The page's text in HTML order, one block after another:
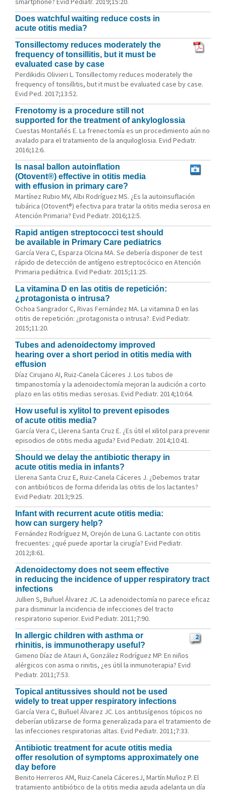
Does watchful waiting reduce costs in
acute otitis media?
Tonsillectomy reduces moderately the
frequency of tonsillitis, but it must be
evaluated case by case
Perdikidis Olivieri L. Tonsillectomy reduces moderately the
frequency of tonsillitis, but it must be evaluated case by case.
Evid Ped. 2017;13:52.
Frenotomy is a procedure still not
supported for the treatment of ankyloglossia
Cuestas Montañés E. La frenectomía es un procedimiento aún no
avalado para el tratamiento de la anquiloglosia. Evid Pediatr.
2016;12:6.
Is nasal ballon autoinflation
(Otovent®) effective in otitis media
with effusion in primary care?
Martínez Rubio MV, Albi Rodríguez MS. ¿Es la autoinsuflación
tubárica (Otovent®) efectiva para tratar la otitis media serosa en
Atención Primaria? Evid Pediatr. 2016;12:5.
Rapid antigen streptococci test should
be available in Primary Care pediatrics
García Vera C, Esparza Olcina MA. Se debería disponer de test
rápido de detección de antígeno estreptocócico en Atención
Primaria pediátrica. Evid Pediatr. 2015;11:25.
La vitamina D en las otitis de repetición:
¿protagonista o intrusa?
Ochoa Sangrador C, Rivas Fernández MA. La vitamina D en las
otitis de repetición: ¿protagonista o intrusa?. Evid Pediatr.
2015;11:20.
Tubes and adenoidectomy improved
hearing over a short period in otitis media with
effusion
Díaz Cirujano AI, Ruiz-Canela Cáceres J. Los tubos de
timpanostomía y la adenoidectomía mejoran la audición a corto
plazo en las otitis medias serosas. Evid Pediatr. 2014;10:64.
How useful is xylitol to prevent episodes
of acute otitis media?
García Vera C, Llerena Santa Cruz E. ¿Es útil el xilitol para prevenir
episodios de otitis media aguda? Evid Pediatr. 2014;10:41.
Should we delay the antibiotic therapy in
acute otitis media in infants?
Llerena Santa Cruz E, Ruiz-Canela Cáceres J. ¿Debemos tratar
con antibióticos de forma diferida las otitis de los lactantes?
Evid Pediatr. 2013;9:25.
Infant with recurrent acute otitis media:
how can surgery help?
Fernández Rodríguez M, Orejón de Luna G. Lactante con otitis
frecuentes: ¿qué puede aportar la cirugía? Evid Pediatr.
2012;8:61.
Adenoidectomy does not seem effective
in reducing the incidence of upper respiratory tract
infections
Jullien S, Buñuel Álvarez JC. La adenoidectomía no parece eficaz
para disminuir la incidencia de infecciones del tracto
respiratorio superior. Evid Pediatr. 2011;7:90.
2
In allergic children with asthma or
rhinitis, is immunotherapy useful?
Gimeno Díaz de Atauri A, González Rodríguez MP. En niños
alérgicos con asma o rinitis, ¿es útil la inmunoterapia? Evid
Pediatr. 2011;7:53.
Topical antitussives should not be used
widely to treat upper respiratory infections
García Vera C, Buñuel Álvarez JC. Los antitusígenos tópicos no
deberían utilizarse de forma generalizada para el tratamiento de
las infecciones respiratorias altas. Evid Pediatr. 2011;7:33.
Antibiotic treatment for acute otitis media
offer resolution of symptoms approximately one
day before
Benito Herreros AM, Ruiz-Canela CáceresJ, Martín Muñoz P. El
tratamiento antibiótico de la otitis media aguda adelanta un día